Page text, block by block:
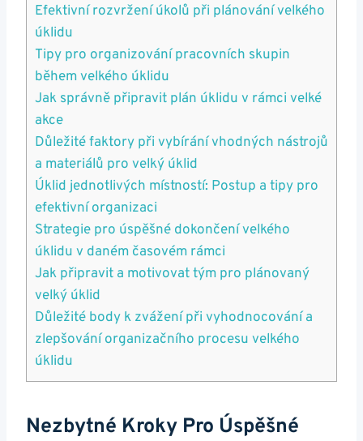
Efektivní rozvržení úkolů při plánování velkého
úklidu
Tipy pro organizování pracovních skupin
během velkého úklidu
Jak správně připravit plán úklidu v rámci velké
akce
Důležité faktory při vybírání vhodných nástrojů
a materiálů pro velký úklid
Úklid jednotlivých místností: Postup a tipy pro
efektivní organizaci
Strategie pro úspěšné dokončení velkého
úklidu v daném časovém rámci
Jak připravit a motivovat tým pro plánovaný
velký úklid
Důležité body k zvážení při vyhodnocování a
zlepšování organizačního procesu velkého
úklidu
Nezbytné Kroky Pro Úspěšné